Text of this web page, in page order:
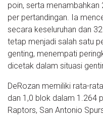
poin, serta menambahkan
per pertandingan. Ia
secara keseluruhan dan
tetap menjadi salah satu
genting, menempati
dicetak dalam situasi
DeRozan memiliki rata-
dan 1,0 blok dalam 1.264
Raptors, San Antonio